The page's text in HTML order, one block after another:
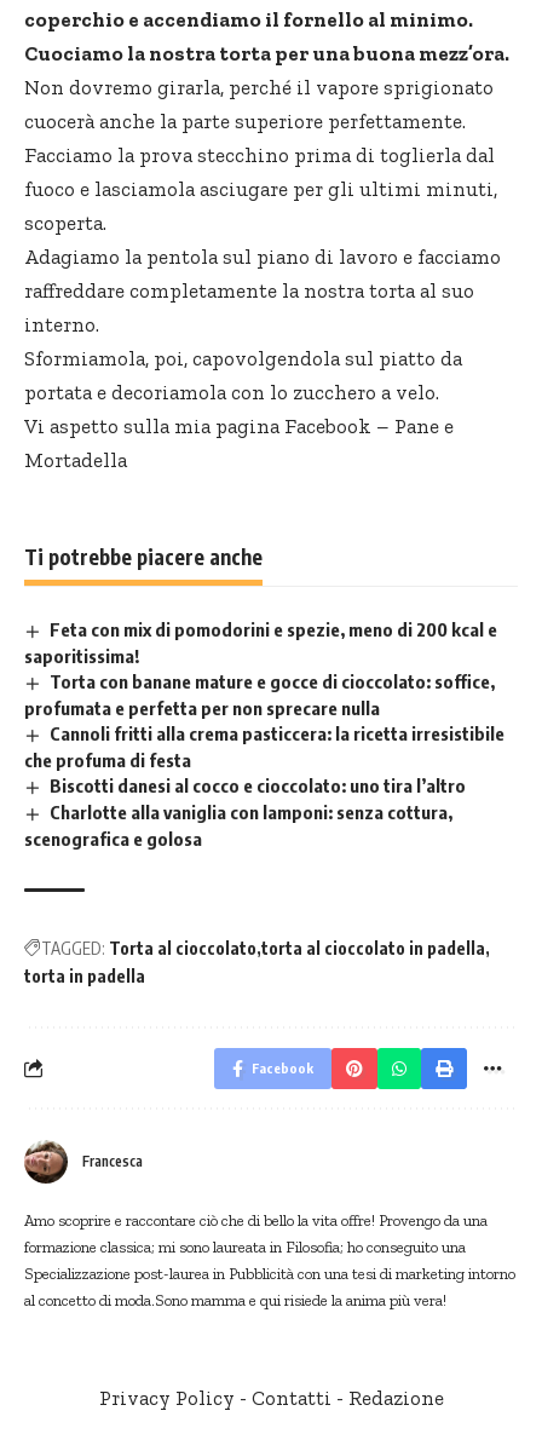
coperchio e accendiamo il fornello al minimo.
Cuociamo la nostra torta per una buona mezz’ora.
Non dovremo girarla, perché il vapore sprigionato
cuocerà anche la parte superiore perfettamente.
Facciamo la prova stecchino prima di toglierla dal
fuoco e lasciamola asciugare per gli ultimi minuti,
scoperta.
Adagiamo la pentola sul piano di lavoro e facciamo
raffreddare completamente la nostra torta al suo
interno.
Sformiamola, poi, capovolgendola sul piatto da
portata e decoriamola con lo zucchero a velo.
Vi aspetto sulla mia pagina Facebook – Pane e
Mortadella
Ti potrebbe piacere anche
Feta con mix di pomodorini e spezie, meno di 200 kcal e
saporitissima!
Torta con banane mature e gocce di cioccolato: soffice,
profumata e perfetta per non sprecare nulla
Cannoli fritti alla crema pasticcera: la ricetta irresistibile
che profuma di festa
Biscotti danesi al cocco e cioccolato: uno tira l’altro
Charlotte alla vaniglia con lamponi: senza cottura,
scenografica e golosa
TAGGED: Torta al cioccolato torta al cioccolato in padella
torta in padella
Facebook
Francesca
Amo scoprire e raccontare ciò che di bello la vita offre! Provengo da una
formazione classica; mi sono laureata in Filosofia; ho conseguito una
Specializzazione post-laurea in Pubblicità con una tesi di marketing intorno
al concetto di moda.Sono mamma e qui risiede la anima più vera!
Privacy Policy - Contatti - Redazione